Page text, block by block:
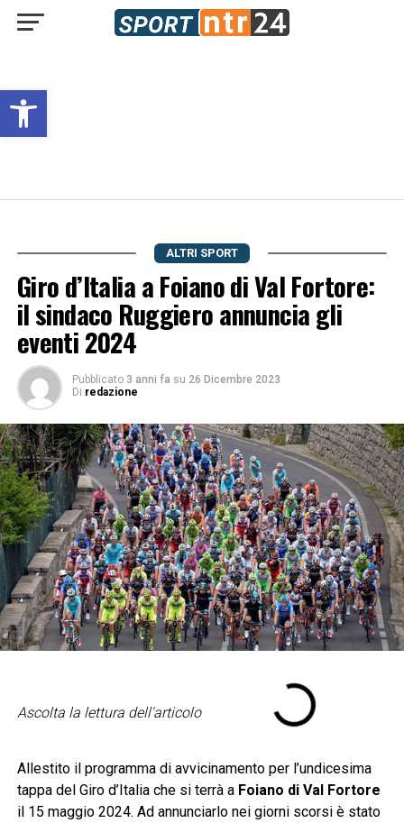
Open toolbar
ALTRI SPORT
Giro d’Italia a Foiano di Val Fortore:
il sindaco Ruggiero annuncia gli
eventi 2024
Pubblicato 3 anni fa su 26 Dicembre 2023
Di redazione
Ascolta la lettura dell'articolo
Allestito il programma di avvicinamento per l’undicesima
tappa del Giro d’Italia che si terrà a Foiano di Val Fortore
il 15 maggio 2024. Ad annunciarlo nei giorni scorsi è stato